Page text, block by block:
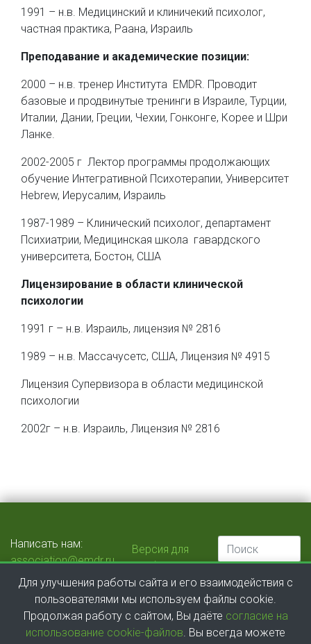
1991 – н.в. Медицинский и клиничекий психолог,
частная практика, Раана, Израиль
Преподавание и академические позиции:
2000 – н.в. тренер Института EMDR. Проводит
базовые и продвинутые тренинги в Израиле, Турции,
Италии, Дании, Греции, Чехии, Гонконге, Корее и Шри
Ланке.
2002-2005 г Лектор программы продолжающих
обучение Интегративной Психотерапии, Университет
Hebrew, Иерусалим, Израиль
1987-1989 – Клинический психолог, департамент
Психиатрии, Медицинская школа гавардского
университета, Бостон, США
Лицензирование в области клинической
психологии
1991 г – н.в. Израиль, лицензия № 2816
1989 – н.в. Массачусетс, США, Лицензия № 4915
Лицензия Супервизора в области медицинской
психологии
2002г – н.в. Израиль, Лицензия № 2816
Написать нам:
association@emdr.ru
Этический комитет:
ethics@emdr.ru
Сертификационный
комитет:
Версия для
слабовидящих
Для улучшения работы сайта и его взаимодействия с
пользователями мы используем файлы cookie.
Продолжая работу с сайтом, Вы даёте согласие на
использование cookie-файлов. Вы всегда можете